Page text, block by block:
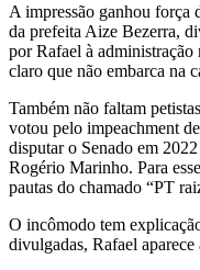
A impressão ganhou força
da prefeita Aize Bezerra,
por Rafael à
claro que não embarca na
Também não faltam
votou pelo impeachment
disputar o Senado em
Rogério Marinho. Para
pautas do chamado “PT
O incômodo tem
divulgadas, Rafael aparece